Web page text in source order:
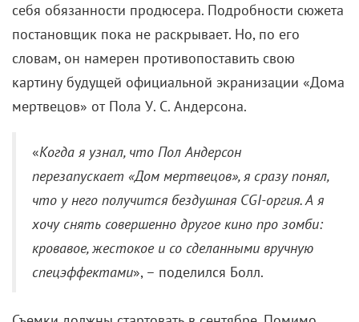
себя обязанности продюсера. Подробности сюжета
постановщик пока не раскрывает. Но, по его
словам, он намерен противопоставить свою
картину будущей официальной экранизации «Дома
мертвецов» от Пола У. С. Андерсона.
«Когда я узнал, что Пол Андерсон
перезапускает «Дом мертвецов», я сразу понял,
что у него получится бездушная CGI-оргия. А я
хочу снять совершенно другое кино про зомби:
кровавое, жестокое и со сделанными вручную
спецэффектами», – поделился Болл.